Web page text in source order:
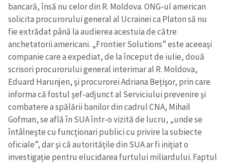
bancară, însă nu celor din R. Moldova. ONG-ul american
solicita procurorului general al Ucrainei ca Platon să nu
fie extrădat până la audierea acestuia de către
anchetatorii americani. „Frontier Solutions” este aceeaşi
companie care a expediat, de la început de iulie, două
scrisori procurorului general interimar al R. Moldova,
Eduard Harunjen, şi procurorei Adriana Beţişor, prin care
informa că fostul şef-adjunct al Serviciului prevenire şi
combatere a spălării banilor din cadrul CNA, Mihail
Gofman, se află în SUA într-o vizită de lucru, „unde se
întâlneşte cu funcţionari publici cu privire la subiecte
oficiale”, dar şi că autorităţile din SUA ar fi iniţiat o
investigaţie pentru elucidarea furtului miliardului. Faptul